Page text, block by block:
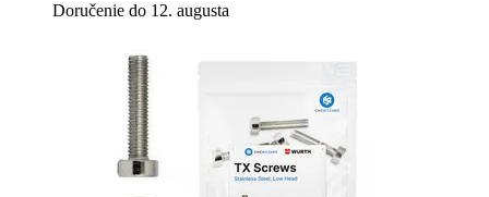
Doručenie do 12. augusta